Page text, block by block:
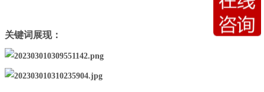
关键词展现：